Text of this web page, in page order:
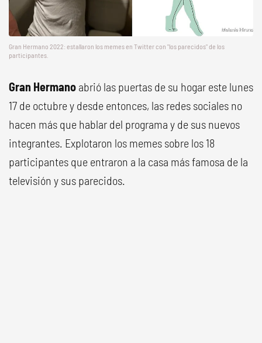
Gran Hermano 2022: estallaron los memes en Twitter con "los parecidos" de los
participantes.
Gran Hermano abrió las puertas de su hogar este lunes
17 de octubre y desde entonces, las redes sociales no
hacen más que hablar del programa y de sus nuevos
integrantes. Explotaron los memes sobre los 18
participantes que entraron a la casa más famosa de la
televisión y sus parecidos.